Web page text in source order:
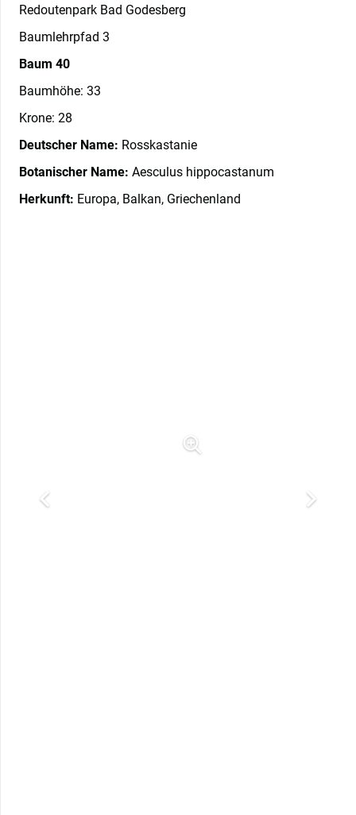
Redoutenpark Bad Godesberg
Baumlehrpfad 3
Baum 40
Baumhöhe: 33
Krone: 28
Deutscher Name: Rosskastanie
Botanischer Name: Aesculus hippocastanum
Herkunft: Europa, Balkan, Griechenland